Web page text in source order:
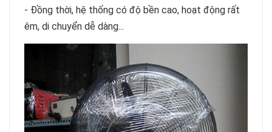
- Đồng thời, hệ thống có độ bền cao, hoạt động rất
êm, di chuyển dễ dàng...